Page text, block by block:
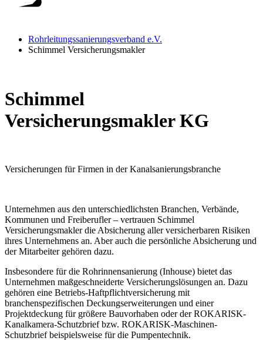
Rohrleitungssanierungsverband e.V.
Schimmel Versicherungsmakler
Schimmel
Versicherungsmakler KG
Versicherungen für Firmen in der Kanalsanierungsbranche
Unternehmen aus den unterschiedlichsten Branchen, Verbände,
Kommunen und Freiberufler – vertrauen Schimmel
Versicherungsmakler die Absicherung aller versicherbaren Risiken
ihres Unternehmens an. Aber auch die persönliche Absicherung und
der Mitarbeiter gehören dazu.
Insbesondere für die Rohrinnensanierung (Inhouse) bietet das
Unternehmen maßgeschneiderte Versicherungslösungen an. Dazu
gehören eine Betriebs-Haftpflichtversicherung mit
branchenspezifischen Deckungserweiterungen und einer
Projektdeckung für größere Bauvorhaben oder der ROKARISK-
Kanalkamera-Schutzbrief bzw. ROKARISK-Maschinen-
Schutzbrief beispielsweise für die Pumpentechnik.